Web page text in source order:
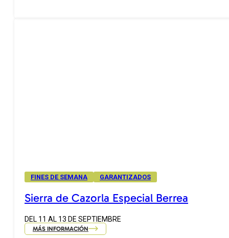
FINES DE SEMANA GARANTIZADOS
Sierra de Cazorla Especial Berrea
DEL 11 AL 13 DE SEPTIEMBRE
MÁS INFORMACIÓN